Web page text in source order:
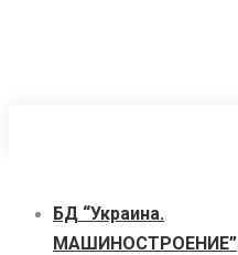
БД “Украина.
МАШИНОСТРОЕНИЕ”